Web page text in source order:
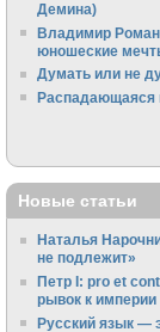
Демина)
Владимир
юношеские
Думать или не
Распадающаяся
Новые статьи
Наталья
не подлежит»
Петр I: pro et
рывок к империи
Русский язык —